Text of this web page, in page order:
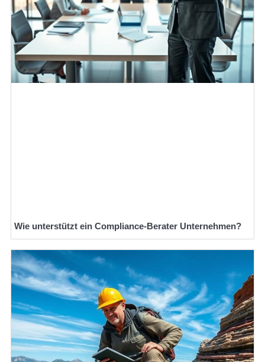
Wie unterstützt ein Compliance-Berater Unternehmen?